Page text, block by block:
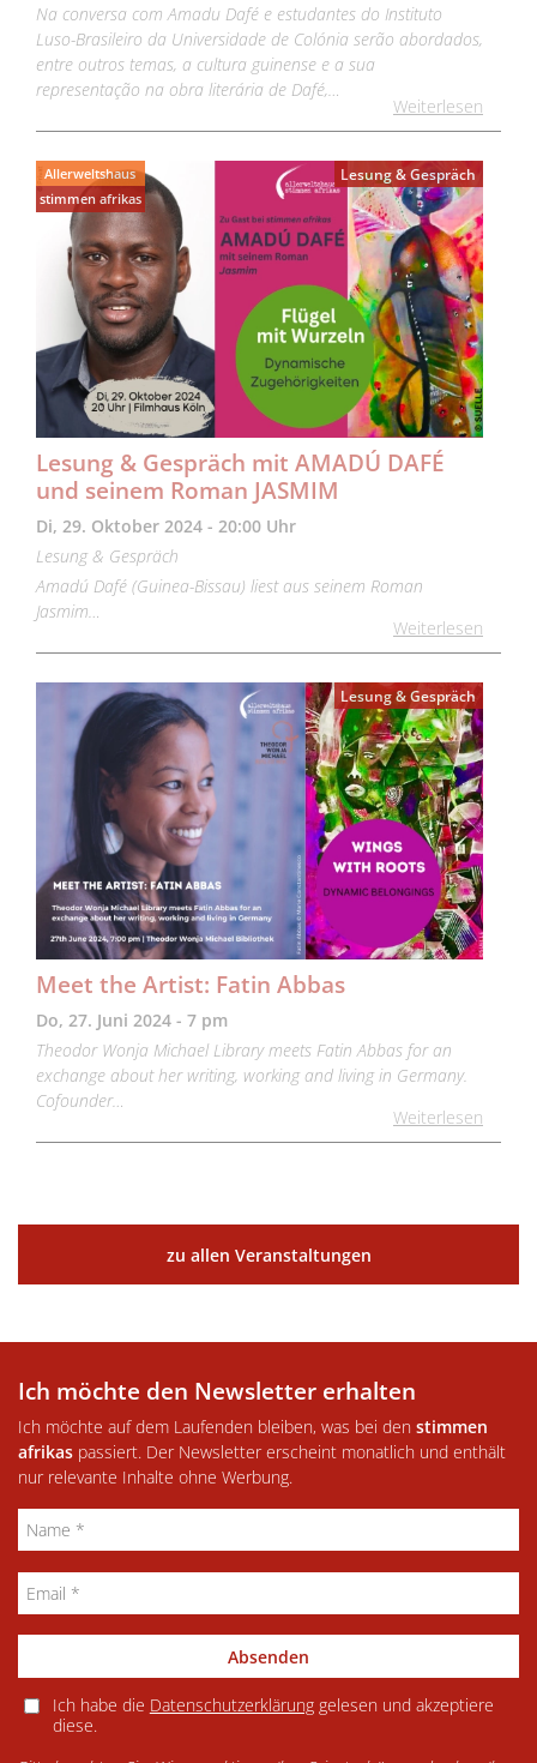
Na conversa com Amadu Dafé e estudantes do Instituto
Luso-Brasileiro da Universidade de Colónia serão abordados,
entre outros temas, a cultura guinense e a sua
representação na obra literária de Dafé,…
Weiterlesen
Allerweltshaus
stimmen afrikas
Lesung & Gespräch
Lesung & Gespräch mit AMADÚ DAFÉ
und seinem Roman JASMIM
Di, 29. Oktober 2024 - 20:00 Uhr
Lesung & Gespräch
Amadú Dafé (Guinea-Bissau) liest aus seinem Roman
Jasmim…
Weiterlesen
Lesung & Gespräch
Meet the Artist: Fatin Abbas
Do, 27. Juni 2024 - 7 pm
Theodor Wonja Michael Library meets Fatin Abbas for an
exchange about her writing, working and living in Germany.
Cofounder…
Weiterlesen
zu allen Veranstaltungen
Ich möchte den Newsletter erhalten
Ich möchte auf dem Laufenden bleiben, was bei den stimmen
afrikas passiert. Der Newsletter erscheint monatlich und enthält
nur relevante Inhalte ohne Werbung.
Absenden
Ich habe die Datenschutzerklärunggelesen und akzeptiere
diese.